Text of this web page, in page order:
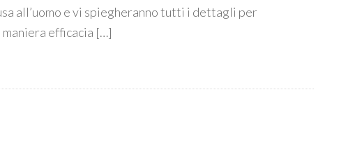
all’uomo e vi spiegheranno tutti i dettagli per
efficacia […]